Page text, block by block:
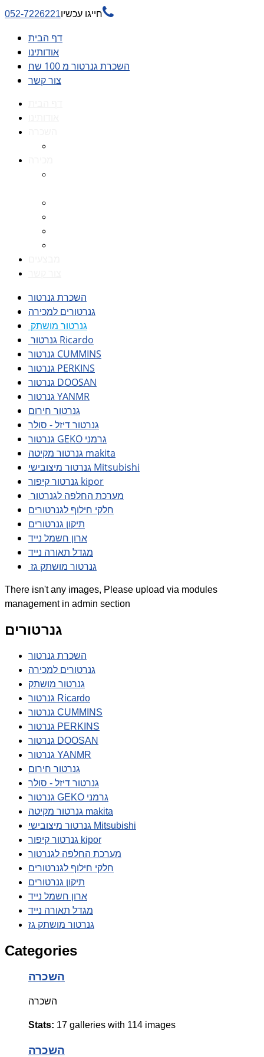
חייגו עכשיו052-7226221 
דף הבית
אודותינו
השכרת גנרטור מ 100 שח
צור קשר
השכרת גנרטור
גנרטורים למכירה
גנרטור מושתק
גנרטור Ricardo
גנרטור CUMMINS
גנרטור PERKINS
גנרטור DOOSAN
גנרטור YANMR
גנרטור חירום
גנרטור דיזל - סולר
גנרטור GEKO גרמני
גנרטור מקיטה makita
גנרטור מיצובישי Mitsubishi
גנרטור קיפור kipor
מערכת החלפה לגנרטור
חלקי חילוף לגנרטורים
תיקון גנרטורים
ארון חשמל נייד
מגדל תאורה נייד
גנרטור מושתק גז
There isn't any images, Please upload via modules
management in admin section
גנרטורים
השכרת גנרטור
גנרטורים למכירה
גנרטור מושתק
גנרטור Ricardo
גנרטור CUMMINS
גנרטור PERKINS
גנרטור DOOSAN
גנרטור YANMR
גנרטור חירום
גנרטור דיזל - סולר
גנרטור GEKO גרמני
גנרטור מקיטה makita
גנרטור מיצובישי Mitsubishi
גנרטור קיפור kipor
מערכת החלפה לגנרטור
חלקי חילוף לגנרטורים
תיקון גנרטורים
ארון חשמל נייד
מגדל תאורה נייד
גנרטור מושתק גז
Categories
השכרה
השכרה
Stats: 17 galleries with 114 images
השכרה